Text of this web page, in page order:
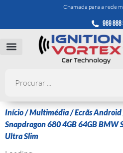
Chamada para a rede
969
Início/Multimédia/Ecrãs Android
Snapdragon 680 4GB 64GB BMW
Ultra Slim